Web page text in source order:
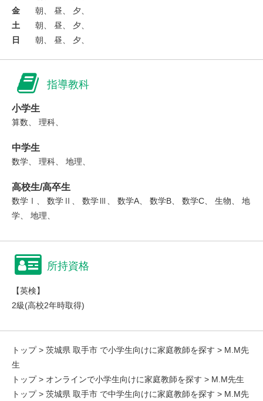
金
朝、 昼、 夕、
土
朝、 昼、 夕、
日
朝、 昼、 夕、
指導教科
小学生
算数、 理科、
中学生
数学、 理科、 地理、
高校生/高卒生
数学Ⅰ、 数学Ⅱ、 数学Ⅲ、 数学A、 数学B、 数学C、 生物、 地
学、 地理、
所持資格
【英検】
2級(高校2年時取得)
トップ> 茨城県 取手市 で小学生向けに家庭教師を探す > M.M先
生
トップ> オンラインで小学生向けに家庭教師を探す > M.M先生
トップ> 茨城県 取手市 で中学生向けに家庭教師を探す > M.M先